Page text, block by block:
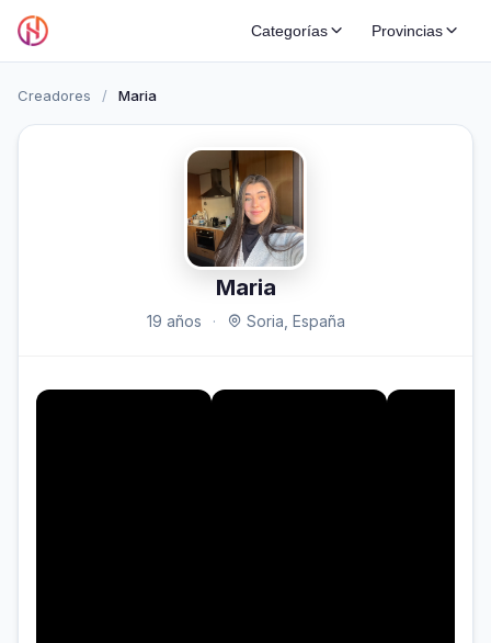
Categorías Provincias
Creadores / Maria
Maria
19 años · Soria, España